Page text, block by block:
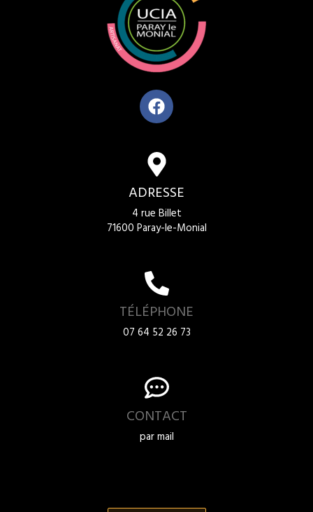
ADRESSE
4 rue Billet
71600 Paray-le-Monial
TÉLÉPHONE
07 64 52 26 73
CONTACT
par mail